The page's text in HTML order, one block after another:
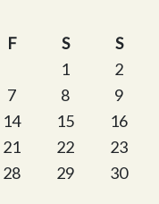
F S
S
1
2
7 8
9
14 15
16
21 22
23
28 29
30